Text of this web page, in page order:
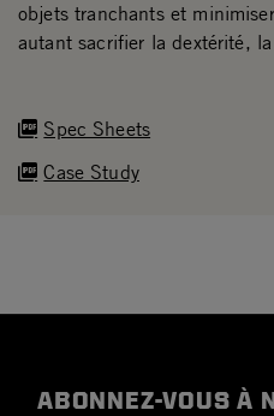
Spec Sheets
Case Study
objets tranchants et
autant sacrifier la dextérité,
ABONNEZ-VOUS À